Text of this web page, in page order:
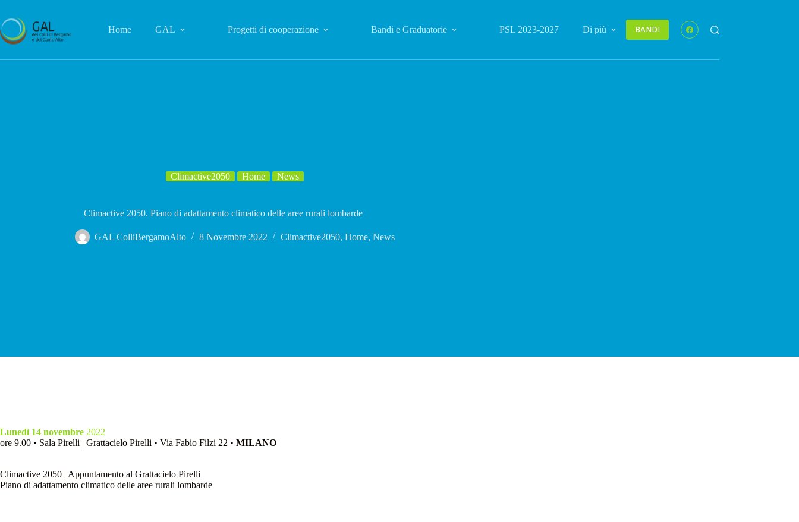
contenuto
Home GAL Progetti di cooperazione Bandi e Graduatorie PSL 2023-2027 Di più BANDI
Climactive2050 Home News
Climactive 2050. Piano di adattamento climatico delle aree rurali lombarde
GAL ColliBergamoAlto 8 Novembre 2022 Climactive2050, Home, News
Lunedì 14 novembre 2022
ore 9.00 • Sala Pirelli | Grattacielo Pirelli • Via Fabio Filzi 22 • MILANO
Climactive 2050 | Appuntamento al Grattacielo Pirelli
Piano di adattamento climatico delle aree rurali lombarde